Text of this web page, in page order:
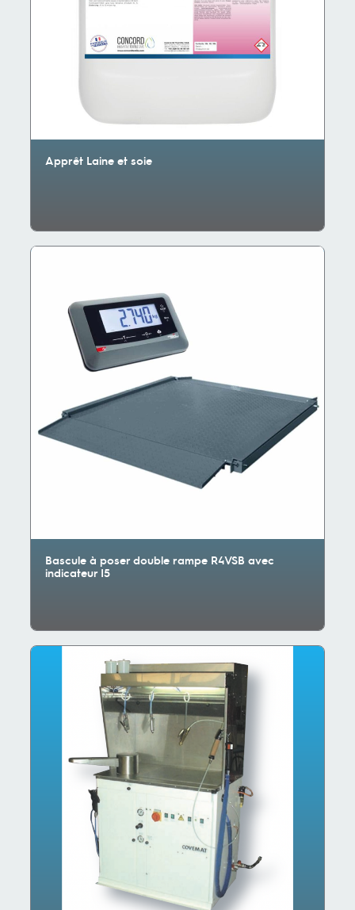
Apprêt Laine et soie
Bascule à poser double rampe R4VSB avec
indicateur I5